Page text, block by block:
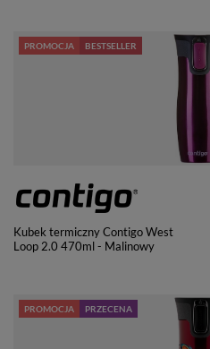
PROMOCJA BESTSELLER
Kubek termiczny Contigo West
Loop 2.0 470ml - Malinowy
PROMOCJA PRZECENA